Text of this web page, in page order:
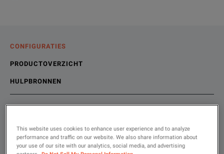
CONFIGURATIES
PRODUCTOVERZICHT
HULPBRONNEN
Anritsu invented and developed a patented technology
Online bronnen
This website uses cookies to enhance user experience and to analyze
performance and traffic on our website. We also share information about
your use of our site with our analytics, social media, and advertising